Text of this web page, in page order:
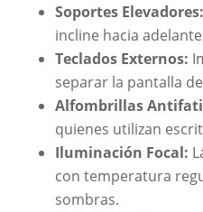
Soportes Elevadores:
incline hacia
Teclados Externos:
separar la pantalla
Alfombrillas
quienes utilizan
Iluminación Focal:
con temperatura
sombras.